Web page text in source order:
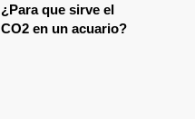
¿Para que sirve el
CO2 en un acuario?